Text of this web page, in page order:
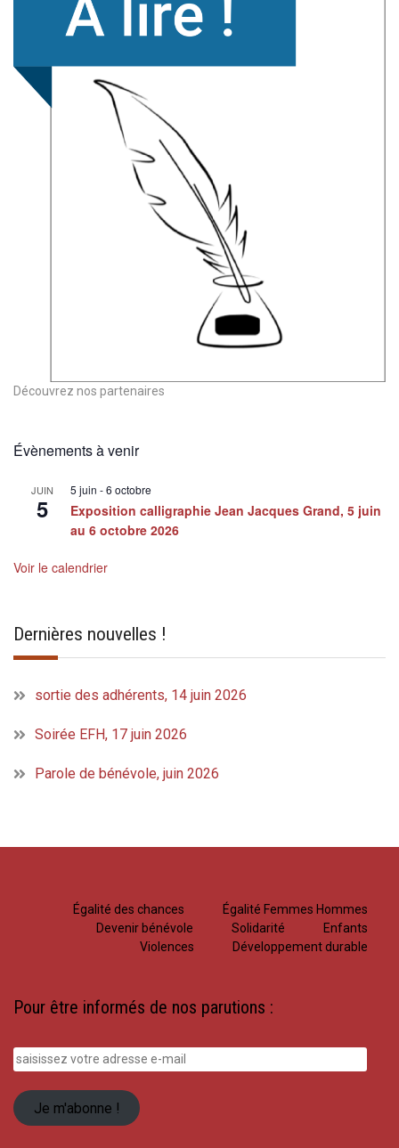
Découvrez nos partenaires
Évènements à venir
JUIN
5
5 juin -6 octobre
Exposition calligraphie Jean Jacques Grand, 5 juin
au 6 octobre 2026
Voir le calendrier
Dernières nouvelles !
sortie des adhérents, 14 juin 2026
Soirée EFH, 17 juin 2026
Parole de bénévole, juin 2026
Égalité des chances
Égalité Femmes Hommes
Devenir bénévole
Solidarité
Enfants
Violences
Développement durable
Pour être informés de nos parutions :
saisissez
votre
adresse
e-
mail
Je m'abonne !